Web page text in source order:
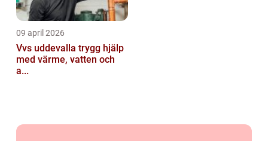
09 april 2026
Vvs uddevalla trygg hjälp
med värme, vatten och
a...